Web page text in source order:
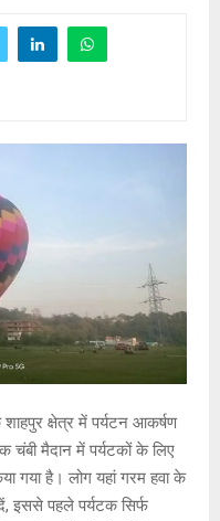
क्षेत्र में पर्यटन आकर्षण
चंबी मैदान में पर्यटकों के लिए
गया है। लोग यहां गरम हवा के
इससे पहले पर्यटक सिर्फ